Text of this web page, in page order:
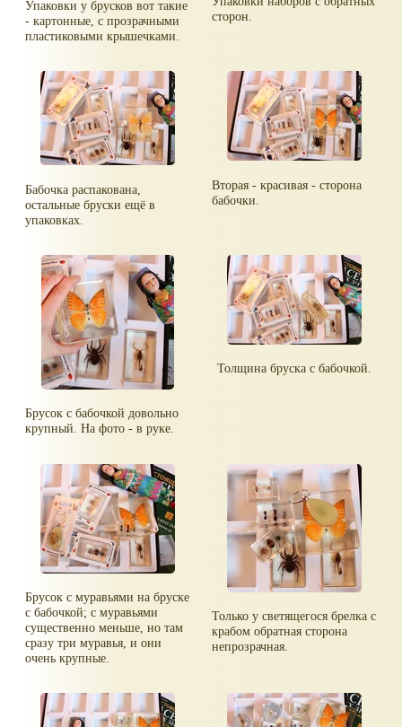
Упаковки у брусков вот такие
- картонные, с прозрачными
пластиковыми крышечками.
сторон.
Бабочка распакована,
остальные бруски ещё в
упаковках.
Вторая - красивая - сторона
бабочки.
Брусок с бабочкой довольно
крупный. На фото - в руке.
Толщина бруска с бабочкой.
Брусок с муравьями на бруске
с бабочкой; с муравьями
существенно меньше, но там
сразу три муравья, и они
очень крупные.
Только у светящегося брелка с
крабом обратная сторона
непрозрачная.